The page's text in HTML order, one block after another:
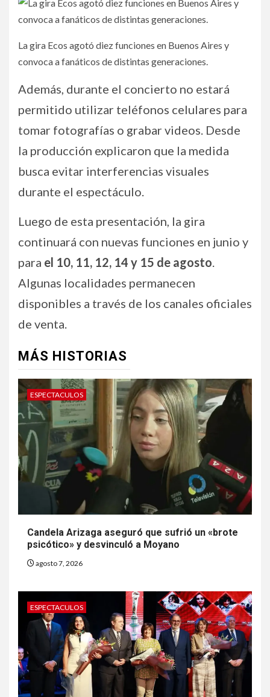
La gira Ecos agotó diez funciones en Buenos Aires y
convoca a fanáticos de distintas generaciones.
Además, durante el concierto no estará
permitido utilizar teléfonos celulares para
tomar fotografías o grabar videos. Desde
la producción explicaron que la medida
busca evitar interferencias visuales
durante el espectáculo.
Luego de esta presentación, la gira
continuará con nuevas funciones en junio y
para el 10, 11, 12, 14 y 15 de agosto.
Algunas localidades permanecen
disponibles a través de los canales oficiales
de venta.
MÁS HISTORIAS
ESPECTACULOS
Candela Arizaga aseguró que sufrió un «brote
psicótico» y desvinculó a Moyano
agosto 7, 2026
ESPECTACULOS